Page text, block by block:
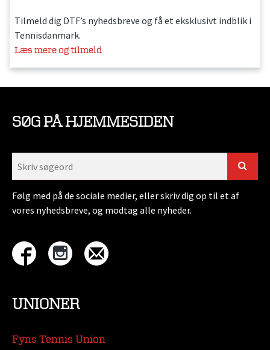
Tilmeld dig DTF’s nyhedsbreve og få et eksklusivt indblik i
Tennisdanmark.
Læs mere og tilmeld
SØG PÅ HJEMMESIDEN
Følg med på de sociale medier, eller skriv dig op til et af
vores nyhedsbreve, og modtag alle nyheder.
UNIONER
Fyns Tennis Union